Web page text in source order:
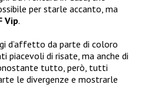
per starle accanto, ma
Vip.
d’affetto da parte di coloro
piacevoli di risate, ma anche di
tutto, però, tutti
le divergenze e mostrarle